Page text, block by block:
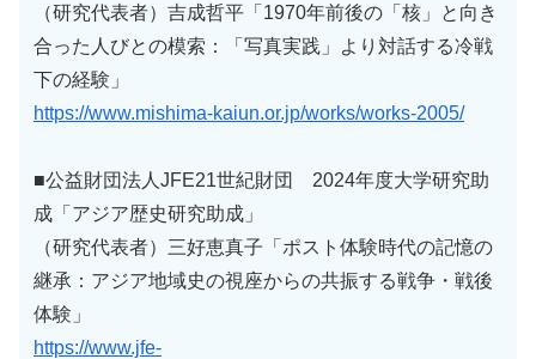
（研究代表者）吉成哲平「1970年前後の「核」と向き
合った人びとの模索：「写真実践」より対話する冷戦
下の経験」
https://www.mishima-kaiun.or.jp/works/works-2005/
■公益財団法人JFE21世紀財団 2024年度大学研究助
成「アジア歴史研究助成」
（研究代表者）三好恵真子「ポスト体験時代の記憶の
継承：アジア地域史の視座からの共振する戦争・戦後
体験」
https://www.jfe-